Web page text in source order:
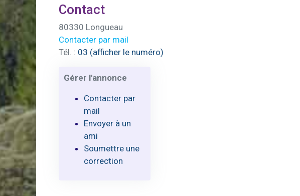
Contact
80330 Longueau
Contacter par mail
Tél. : 03 (afficher le numéro)
Gérer l'annonce
Contacter par
mail
Envoyer à un
ami
Soumettre une
correction